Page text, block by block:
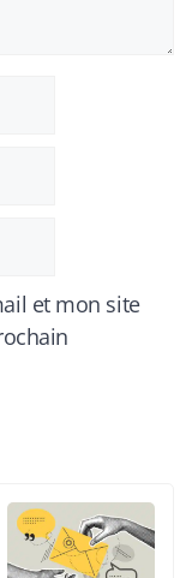
et mon site